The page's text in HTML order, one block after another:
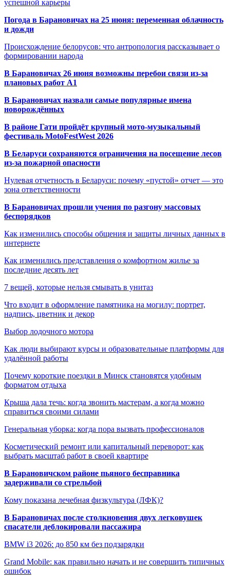
успешной карьеры
Погода в Барановичах на 25 июня: переменная облачность
и дожди
Происхождение белорусов: что антропология рассказывает о
формировании народа
В Барановичах 26 июня возможны перебои связи из-за
плановых работ A1
В Барановичах назвали самые популярные имена
новорождённых
В районе Гати пройдёт крупный мото-музыкальный
фестиваль MotoFestWest 2026
В Беларуси сохраняются ограничения на посещение лесов
из-за пожарной опасности
Нулевая отчетность в Беларуси: почему «пустой» отчет — это
зона ответственности
В Барановичах прошли учения по разгону массовых
беспорядков
Как изменились способы общения и защиты личных данных в
интернете
Как изменились представления о комфортном жилье за
последние десять лет
7 вещей, которые нельзя смывать в унитаз
Что входит в оформление памятника на могилу: портрет,
надпись, цветник и декор
Выбор лодочного мотора
Как люди выбирают курсы и образовательные платформы для
удалённой работы
Почему короткие поездки в Минск становятся удобным
форматом отдыха
Крыша дала течь: когда звонить мастерам, а когда можно
справиться своими силами
Генеральная уборка: когда пора вызвать профессионалов
Косметический ремонт или капитальный переворот: как
выбрать масштаб работ в своей квартире
В Барановичском районе пьяного бесправника
задерживали со стрельбой
Кому показана лечебная физкультура (ЛФК)?
В Барановичах после столкновения двух легковушек
спасатели деблокировали пассажира
BMW i3 2026: до 850 км без подзарядки
Grand Mobile: как правильно начать и не совершить типичных
ошибок